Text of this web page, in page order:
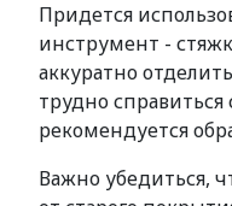
Придется
инструмент -
аккуратно
трудно справиться
рекомендуется
Важно убедиться,